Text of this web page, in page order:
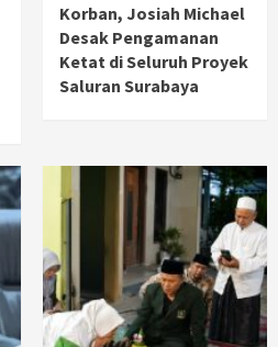
Korban, Josiah Michael
Desak Pengamanan
Ketat di Seluruh Proyek
Saluran Surabaya